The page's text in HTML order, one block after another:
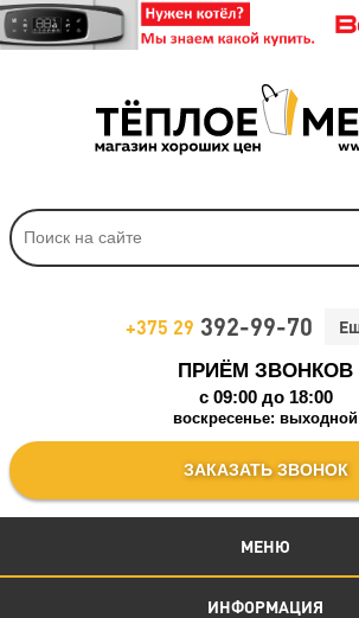
+375 29 392-99-70
ПРИЁМ ЗВОНКОВ
c 09:00 до 18:00
воскресенье: выходной
ЗАКАЗАТЬ ЗВОНОК
МЕНЮ
ИНФОРМАЦИЯ